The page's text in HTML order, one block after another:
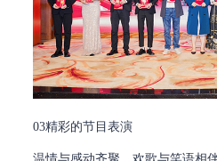
03精彩的节目表演